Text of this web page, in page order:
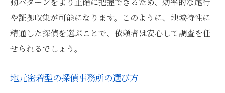
や証拠収集が可能になります。このように、地域特性に
精通した探偵を選ぶことで、依頼者は安心して調査を任
せられるでしょう。
地元密着型の探偵事務所の選び方